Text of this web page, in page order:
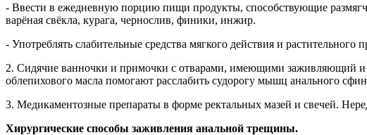
- Ввести в ежедневную порцию пищи продукты, способствующие
варёная свёкла, курага, чернослив, финики, инжир.
- Употреблять слабительные средства мягкого действия и растительного
2. Сидячие ванночки и примочки с отварами, имеющими заживляющий и
облепихового масла помогают расслабить судорогу мышц анального
3. Медикаментозные препараты в форме ректальных мазей и свечей.
Хирургические способы заживления анальной трещины.